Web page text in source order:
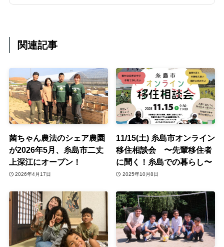
関連記事
菌ちゃん農法のシェア農園
が2026年5月、糸島市二丈
上深江にオープン！
2026年4月17日
11/15(土) 糸島市オンライン
移住相談会 〜先輩移住者
に聞く！糸島での暮らし〜
2025年10月8日